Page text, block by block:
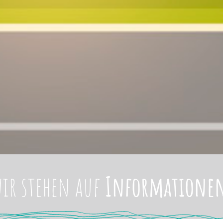
stehen auf